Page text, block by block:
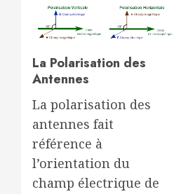
La Polarisation des
Antennes
La polarisation des
antennes fait
référence à
l’orientation du
champ électrique de